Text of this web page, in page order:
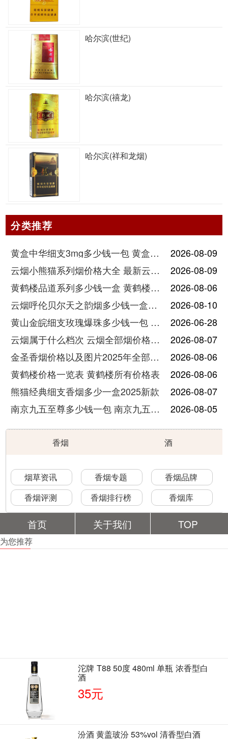
哈尔滨(世纪)
哈尔滨(禧龙)
哈尔滨(祥和龙烟)
分类推荐
黄盒中华细支3mg多少钱一包 黄盒中华细支3mg香烟价格查询
2026-08-09
云烟小熊猫系列烟价格大全 最新云烟小熊猫图片报价
2026-08-09
黄鹤楼品道系列多少钱一盒 黄鹤楼品道系列香烟价格表图片
2026-08-06
云烟呼伦贝尔天之韵烟多少钱一盒中支价格
2026-08-10
黄山金皖细支玫瑰爆珠多少钱一包 黄山金皖细支玫瑰爆珠2025最新价格
2026-06-28
云烟属于什么档次 云烟全部烟价格表大全
2026-08-07
金圣香烟价格以及图片2025年全部价格
2026-08-06
黄鹤楼价格一览表 黄鹤楼所有价格表
2026-08-06
熊猫经典细支香烟多少一盒2025新款
2026-08-07
南京九五至尊多少钱一包 南京九五至尊价格及图片
2026-08-05
香烟 酒
烟草资讯 香烟专题
香烟品牌
香烟评测
香烟排行榜 香烟库
首页 关于我们 TOP
为您推荐
沱牌 T88 50度 480ml 单瓶 浓香型白
酒
35元
汾酒 黄盖玻汾 53%vol 清香型白酒